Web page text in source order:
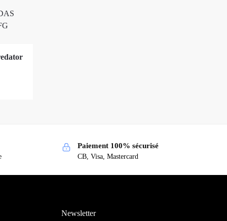
Paiement 100% sécurisé
CB, Visa, Mastercard
Newsletter